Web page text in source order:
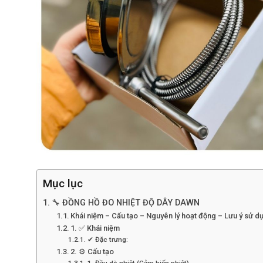
Mục lục
🔧 ĐỒNG HỒ ĐO NHIỆT ĐỘ DÂY DAWN
Khái niệm – Cấu tạo – Nguyên lý hoạt động – Lưu ý sử
1. ✅ Khái niệm
✔ Đặc trưng:
2. ⚙️ Cấu tạo